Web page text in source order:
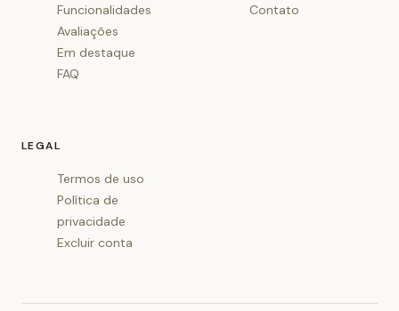
Funcionalidades
Avaliações
Em destaque
FAQ
Contato
LEGAL
Termos de uso
Política de
privacidade
Excluir conta